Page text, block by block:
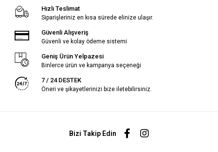
Hızlı Teslimat
Siparişleriniz en kısa sürede elinize ulaşır.
Güvenli Alışveriş
Güvenli ve kolay ödeme sistemi
Geniş Ürün Yelpazesi
Binlerce ürün ve kampanya seçeneği
7 / 24 DESTEK
Öneri ve şikayetlerinizi bize iletebilirsiniz.
Bizi Takip Edin